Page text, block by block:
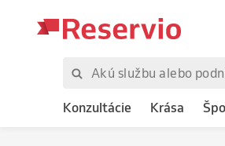
Konzultácie Krása